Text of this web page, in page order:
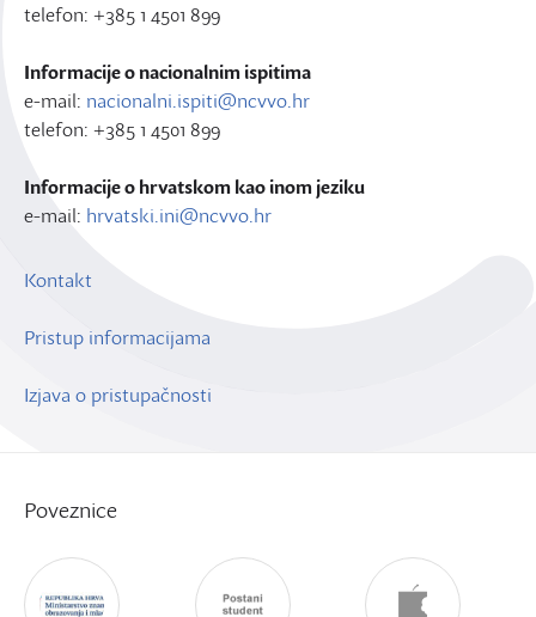
telefon: +385 1 4501 899
Informacije o nacionalnim ispitima
e-mail: nacionalni.ispiti@ncvvo.hr
telefon: +385 1 4501 899
Informacije o hrvatskom kao inom jeziku
e-mail: hrvatski.ini@ncvvo.hr
Kontakt
Pristup informacijama
Izjava o pristupačnosti
Poveznice